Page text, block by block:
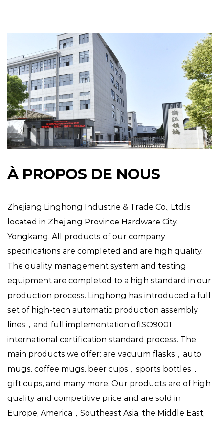
À PROPOS DE NOUS
Zhejiang Linghong Industrie & Trade Co., Ltd.is
located in Zhejiang Province Hardware City,
Yongkang. All products of our company
specifications are completed and are high quality.
The quality management system and testing
equipment are completed to a high standard in our
production process. Linghong has introduced a full
set of high-tech automatic production assembly
lines，and full implementation ofISO9001
international certification standard process. The
main products we offer: are vacuum flasks，auto
mugs, coffee mugs, beer cups，sports bottles，
gift cups, and many more. Our products are of high
quality and competitive price and are sold in
Europe, America，Southeast Asia, the Middle East,